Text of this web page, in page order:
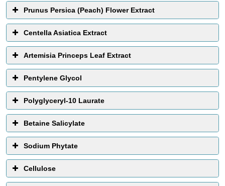
Prunus Persica (Peach) Flower Extract
Centella Asiatica Extract
Artemisia Princeps Leaf Extract
Pentylene Glycol
Polyglyceryl-10 Laurate
Betaine Salicylate
Sodium Phytate
Cellulose